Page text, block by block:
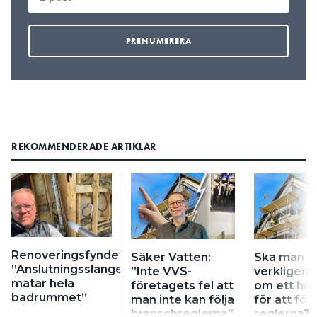
REKOMMENDERADE ARTIKLAR
Renoveringsfyndet:
”Anslutningsslangen
matar hela
badrummet”
Säker Vatten:
”Inte VVS-
företagets fel att
man inte kan följa
branschreglerna”
Ska man
verkligen
om ett
för att
reglerna?